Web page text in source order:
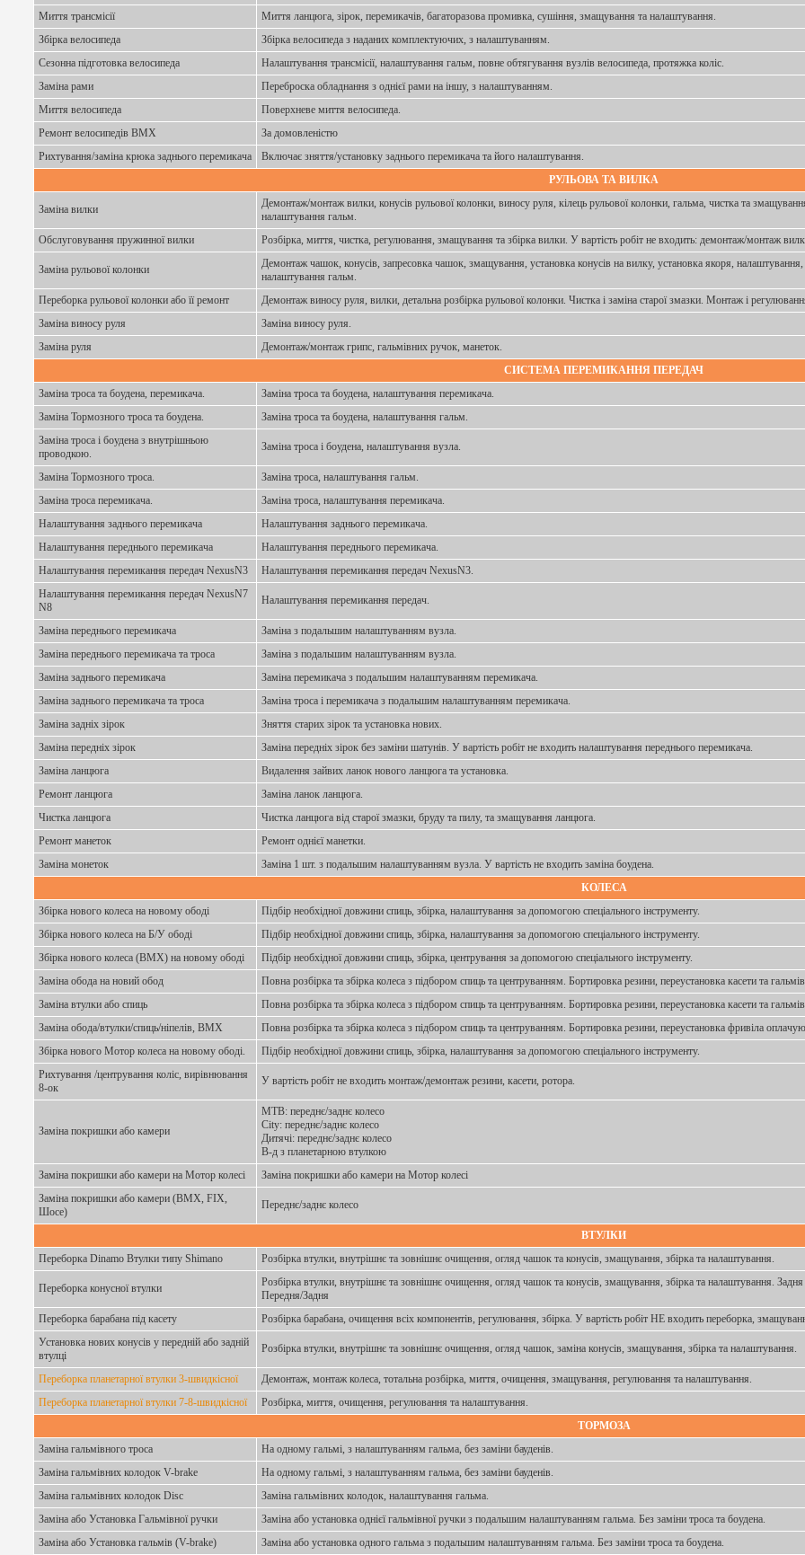
Миття трансмісії
Миття ланцюга, зірок, перемикачів, багаторазова промивка, сушіння, змащування та налаштування.
Збірка велосипеда
Збірка велосипеда з наданих комплектуючих, з налаштуванням.
Сезонна підготовка велосипеда
Налаштування трансмісії, налаштування гальм, повне обтягування вузлів велосипеда, протяжка коліс.
Заміна рами
Переброска обладнання з однієї рами на іншу, з налаштуванням.
Миття велосипеда
Поверхневе миття велосипеда.
Ремонт велосипедів ВМХ
За домовленістю
Рихтування/заміна крюка заднього перемикача
Включає зняття/установку заднього перемикача та його налаштування.
РУЛЬОВА ТА ВИЛКА
Заміна вилки
Демонтаж/монтаж вилки, конусів рульової колонки, виносу руля, кілець рульової колонки, гальма, чистка та
налаштування гальм.
Обслуговування пружинної вилки
Розбірка, миття, чистка, регулювання, змащування та збірка вилки. У вартість робіт не входить: демонтаж/монтаж
Заміна рульової колонки
Демонтаж чашок, конусів, запресовка чашок, змащування, установка конусів на вилку, установка якоря,
налаштування гальм.
Переборка рульової колонки або її ремонт
Демонтаж виносу руля, вилки, детальна розбірка рульової колонки. Чистка і заміна старої змазки. Монтаж і
Заміна виносу руля
Заміна виносу руля.
Заміна руля
Демонтаж/монтаж грипс, гальмівних ручок, манеток.
СИСТЕМА ПЕРЕМИКАННЯ ПЕРЕДАЧ
Заміна троса та боудена, перемикача.
Заміна троса та боудена, налаштування перемикача.
Заміна Тормозного троса та боудена.
Заміна троса та боудена, налаштування гальм.
Заміна троса і боудена з внутрішньою
проводкою.
Заміна троса і боудена, налаштування вузла.
Заміна Тормозного троса.
Заміна троса, налаштування гальм.
Заміна троса перемикача.
Заміна троса, налаштування перемикача.
Налаштування заднього перемикача
Налаштування заднього перемикача.
Налаштування переднього перемикача
Налаштування переднього перемикача.
Налаштування перемикання передач NexusN3
Налаштування перемикання передач NexusN3.
Налаштування перемикання передач NexusN7
N8
Налаштування перемикання передач.
Заміна переднього перемикача
Заміна з подальшим налаштуванням вузла.
Заміна переднього перемикача та троса
Заміна з подальшим налаштуванням вузла.
Заміна заднього перемикача
Заміна перемикача з подальшим налаштуванням перемикача.
Заміна заднього перемикача та троса
Заміна троса і перемикача з подальшим налаштуванням перемикача.
Заміна задніх зірок
Зняття старих зірок та установка нових.
Заміна передніх зірок
Заміна передніх зірок без заміни шатунів. У вартість робіт не входить налаштування переднього перемикача.
Заміна ланцюга
Видалення зайвих ланок нового ланцюга та установка.
Ремонт ланцюга
Заміна ланок ланцюга.
Чистка ланцюга
Чистка ланцюга від старої змазки, бруду та пилу, та змащування ланцюга.
Ремонт манеток
Ремонт однієї манетки.
Заміна монеток
Заміна 1 шт. з подальшим налаштуванням вузла. У вартість не входить заміна боудена.
КОЛЕСА
Збірка нового колеса на новому ободі
Підбір необхідної довжини спиць, збірка, налаштування за допомогою спеціального інструменту.
Збірка нового колеса на Б/У ободі
Підбір необхідної довжини спиць, збірка, налаштування за допомогою спеціального інструменту.
Збірка нового колеса (BMX) на новому ободі
Підбір необхідної довжини спиць, збірка, центрування за допомогою спеціального інструменту.
Заміна обода на новий обод
Повна розбірка та збірка колеса з підбором спиць та центруванням. Бортировка резини, переустановка касети та
Заміна втулки або спиць
Повна розбірка та збірка колеса з підбором спиць та центруванням. Бортировка резини, переустановка касети та
Заміна обода/втулки/спиць/ніпелів, ВМХ
Повна розбірка та збірка колеса з підбором спиць та центруванням. Бортировка резини, переустановка фривіла
Збірка нового Мотор колеса на новому ободі.
Підбір необхідної довжини спиць, збірка, налаштування за допомогою спеціального інструменту.
Рихтування /центрування коліс, вирівнювання
8-ок
У вартість робіт не входить монтаж/демонтаж резини, касети, ротора.
Заміна покришки або камери
МТВ: переднє/заднє колесо
City: переднє/заднє колесо
Дитячі: переднє/заднє колесо
В-д з планетарною втулкою
Заміна покришки або камери на Мотор колесі
Заміна покришки або камери на Мотор колесі
Заміна покришки або камери (BMX, FIX,
Шосе)
Переднє/заднє колесо
ВТУЛКИ
Переборка Dinamo Втулки типу Shimano
Розбірка втулки, внутрішнє та зовнішнє очищення, огляд чашок та конусів, змащування, збірка та налаштування.
Переборка конусної втулки
Розбірка втулки, внутрішнє та зовнішнє очищення, огляд чашок та конусів, змащування, збірка та налаштування.
Передня/Задня
Переборка барабана під касету
Розбірка барабана, очищення всіх компонентів, регулювання, збірка. У вартість робіт НЕ входить переборка,
Установка нових конусів у передній або задній
втулці
Розбірка втулки, внутрішнє та зовнішнє очищення, огляд чашок, заміна конусів, змащування, збірка та налаштування.
Переборка планетарної втулки 3-швидкісної
Демонтаж, монтаж колеса, тотальна розбірка, миття, очищення, змащування, регулювання та налаштування.
Переборка планетарної втулки 7-8-швидкісної
Розбірка, миття, очищення, регулювання та налаштування.
ТОРМОЗА
Заміна гальмівного троса
На одному гальмі, з налаштуванням гальма, без заміни бауденів.
Заміна гальмівних колодок V-brake
На одному гальмі, з налаштуванням гальма, без заміни бауденів.
Заміна гальмівних колодок Disc
Заміна гальмівних колодок, налаштування гальма.
Заміна або Установка Гальмівної ручки
Заміна або установка однієї гальмівної ручки з подальшим налаштуванням гальма. Без заміни троса та боудена.
Заміна або Установка гальмів (V-brake)
Заміна або установка одного гальма з подальшим налаштуванням гальма. Без заміни троса та боудена.